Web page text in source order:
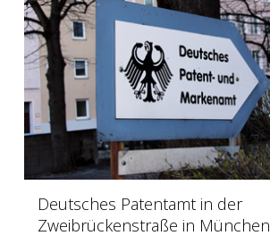
Deutsches Patentamt in der
Zweibrückenstraße in München